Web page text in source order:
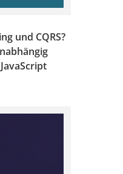
und CQRS?